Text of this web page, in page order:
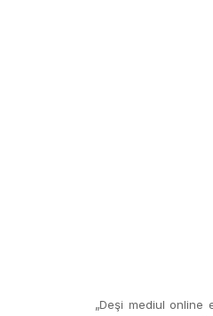
„Deşi mediul